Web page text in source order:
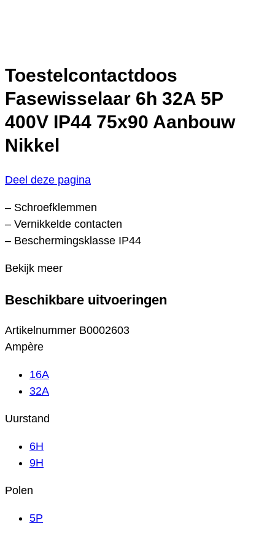
Toestelcontactdoos
Fasewisselaar 6h 32A 5P
400V IP44 75x90 Aanbouw
Nikkel
Deel deze pagina
– Schroefklemmen
– Vernikkelde contacten
– Beschermingsklasse IP44
Bekijk meer
Beschikbare uitvoeringen
Artikelnummer B0002603
Ampère
16A
32A
Uurstand
6H
9H
Polen
5P